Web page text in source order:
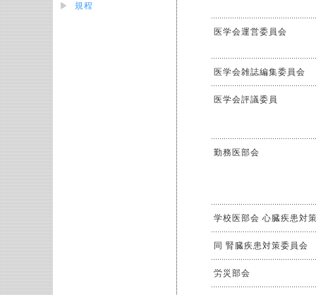
規程
医学会運営委員会
医学会雑誌編集委員会
医学会評議委員
勤務医部会
学校医部会 心臓疾患対
同 腎臓疾患対策委員会
労災部会